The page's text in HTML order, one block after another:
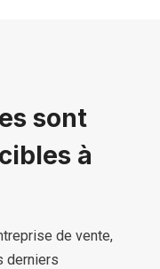
sont
à
de vente,
derniers